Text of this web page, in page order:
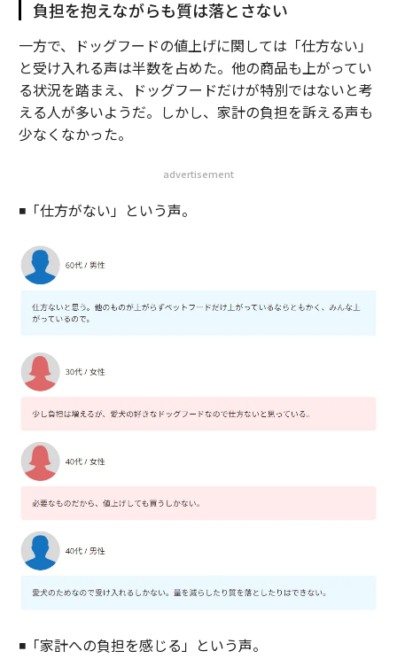
負担を抱えながらも質は落とさない
一方で、ドッグフードの値上げに関しては「仕方ない」
と受け入れる声は半数を占めた。他の商品も上がってい
る状況を踏まえ、ドッグフードだけが特別ではないと考
える人が多いようだ。しかし、家計の負担を訴える声も
少なくなかった。
advertisement
◾️「仕方がない」という声。
◾️「家計への負担を感じる」という声。